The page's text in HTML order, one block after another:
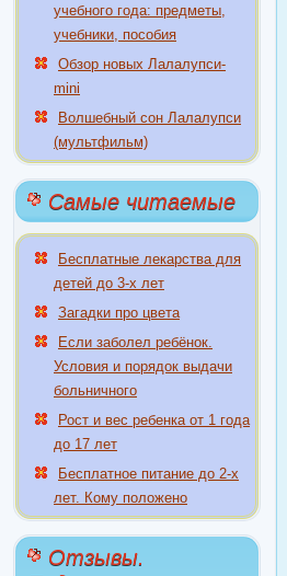
учебного года: предметы,
учебники, пособия
Обзор новых Лалалупси-
mini
Волшебный сон Лалалупси
(мультфильм)
Самые читаемые
Бесплатные лекарства для
детей до 3-х лет
Загадки про цвета
Если заболел ребёнок.
Условия и порядок выдачи
больничного
Рост и вес ребенка от 1 года
до 17 лет
Бесплатное питание до 2-х
лет. Кому положено
Отзывы.